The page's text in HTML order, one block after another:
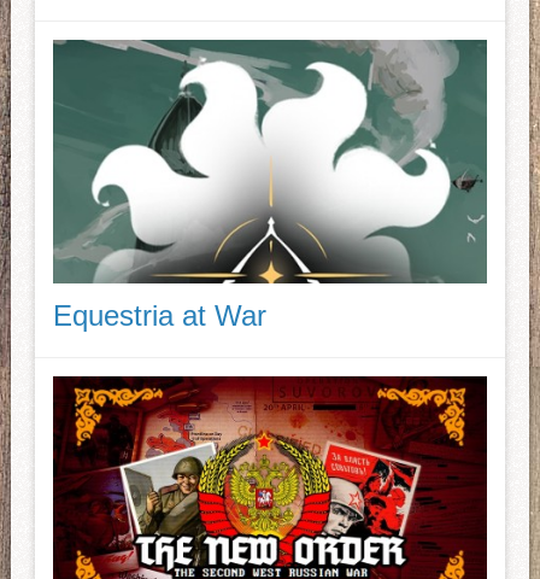
Equestria at War